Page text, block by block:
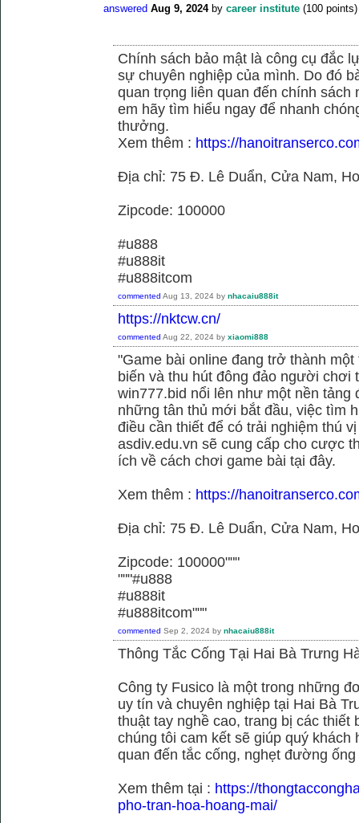
answered Aug 9, 2024 by career institute (100 points)
Chính sách bảo mật là công cụ đắc
sự chuyên nghiệp của mình. Do đó
quan trọng liên quan đến chính
em hãy tìm hiểu ngay để nhanh
thưởng.
Xem thêm : https://
Địa chỉ: 75 Đ. Lê Duẩn, Cửa Nam,
Zipcode: 100000
#u888
#u888it
#u888itcom
commented Aug 13, 2024 by nhacaiu888it
https://nktcw.cn/
commented Aug 22, 2024 by xiaomi888
"Game bài online đang trở thành
biến và thu hút đông đảo người chơi
win777.bid nổi lên như một nền
những tân thủ mới bắt đầu, việc tìm
điều cần thiết để có trải nghiệm thú
asdiv.edu.vn sẽ cung cấp cho cược
ích về cách chơi game bài tại đây.
Xem thêm : https://
Địa chỉ: 75 Đ. Lê Duẩn, Cửa Nam,
Zipcode: 100000"""
"""#u888
#u888it
#u888itcom"""
commented Sep 2, 2024 by nhacaiu888it
Thông Tắc Cống Tại Hai Bà Trưng
Công ty Fusico là một trong những
uy tín và chuyên nghiệp tại Hai Bà
thuật tay nghề cao, trang bị các thiết
chúng tôi cam kết sẽ giúp quý
quan đến tắc cống, nghẹt đường
Xem thêm tại : https://
pho-tran-hoa-hoang-mai/